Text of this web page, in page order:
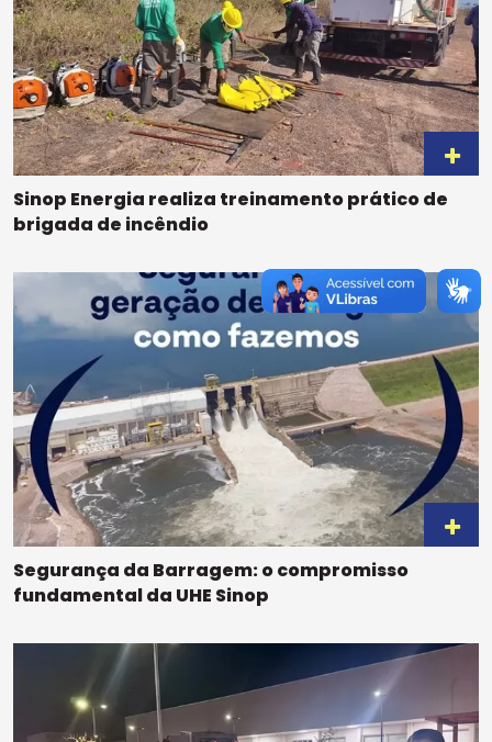
Sinop Energia realiza treinamento prático de
brigada de incêndio
Segurança da Barragem: o compromisso
fundamental da UHE Sinop